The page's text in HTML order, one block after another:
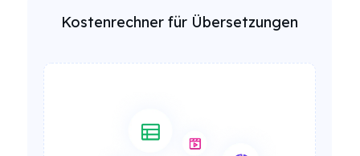
Kostenrechner für Übersetzungen